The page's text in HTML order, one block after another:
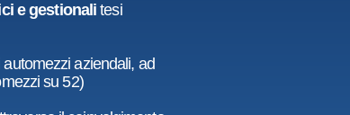
e gestionalitesi
aziendali, ad
su 52)